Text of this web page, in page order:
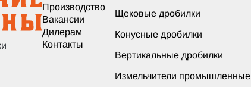
Производство
Вакансии
Дилерам
Контакты
Щековые дробилки
Конусные дробилки
Вертикальные дробилки
Измельчители промышленные